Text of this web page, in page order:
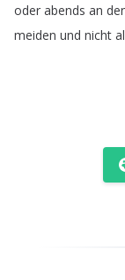
oder abends an
meiden und nicht